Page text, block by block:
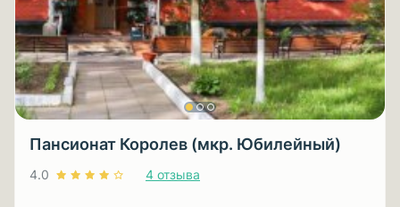
Пансионат Королев (мкр. Юбилейный)
4.0 4 отзыва